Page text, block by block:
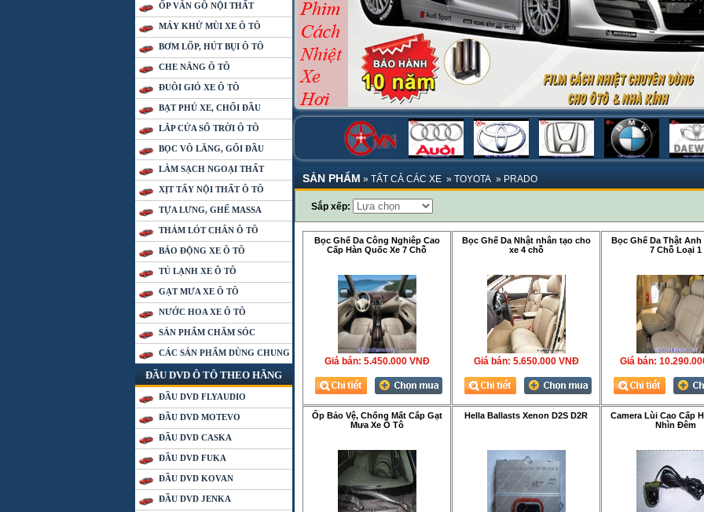
ỐP VÂN GỖ NỘI THẤT
MÁY KHỬ MÙI XE Ô TÔ
BƠM LỐP, HÚT BỤI Ô TÔ
CHE NẮNG Ô TÔ
ĐUÔI GIÓ XE Ô TÔ
BẠT PHỦ XE, CHỔI ĐẦU
LẮP CỬA SỔ TRỜI Ô TÔ
BỌC VÔ LĂNG, GỐI ĐẦU
LÀM SẠCH NGOẠI THẤT
XỊT TẨY NỘI THẤT Ô TÔ
TỰA LƯNG, GHẾ MASSA
THẢM LÓT CHÂN Ô TÔ
BÁO ĐỘNG XE Ô TÔ
TỦ LẠNH XE Ô TÔ
GẠT MƯA XE Ô TÔ
NƯỚC HOA XE Ô TÔ
SẢN PHẨM CHĂM SÓC
CÁC SẢN PHẨM DÙNG CHUNG
ĐẦU DVD Ô TÔ THEO HÃNG
ĐẦU DVD FLYAUDIO
ĐẦU DVD MOTEVO
ĐẦU DVD CASKA
ĐẦU DVD FUKA
ĐẦU DVD KOVAN
ĐẦU DVD JENKA
SẢN PHẨM » TẤT CẢ CÁC XE » TOYOTA » PRADO
Sắp xếp:
Bọc Ghế Da Công Nghiêp Cao
Cấp Hàn Quốc Xe 7 Chỗ
Giá bán: 5.450.000 VNÐ
Bọc Ghế Da Nhật nhân tạo cho
xe 4 chỗ
Giá bán: 5.650.000 VNÐ
Bọc Ghế Da Thật Anh
7 Chỗ Loại 1
Giá bán:
Ốp Bảo Vệ, Chống Mất Cắp Gạt
Mưa Xe Ô Tô
Hella Ballasts Xenon D2S D2R
Camera Lùi Cao Cấp
Nhìn Đêm